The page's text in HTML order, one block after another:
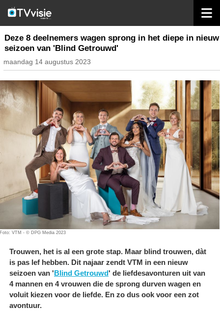
nieuws belgië
Deze 8 deelnemers wagen sprong in het diepe in nieuw
seizoen van 'Blind Getrouwd'
maandag 14 augustus 2023
Foto: VTM - © DPG Media 2023
Trouwen, het is al een grote stap. Maar blind trouwen, dàt
is pas lef hebben. Dit najaar zendt VTM in een nieuw
seizoen van 'Blind Getrouwd' de liefdesavonturen uit van
4 mannen en 4 vrouwen die de sprong durven wagen en
voluit kiezen voor de liefde. En zo dus ook voor een zot
avontuur.